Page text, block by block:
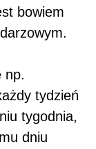
bowiem
np.
tydzień
tygodnia,
dniu